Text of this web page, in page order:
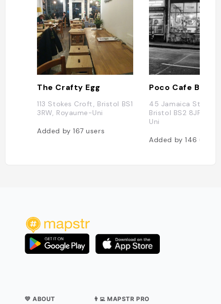
The Crafty Egg
113 Stokes Croft, Bristol BS1
3RW, Royaume-Uni
Added by167users
Poco Cafe Bar
45 Jamaica St,
Bristol BS2 8JP,
Uni
Added by146users
💛 ABOUT 👨‍💻 MAPSTR PRO